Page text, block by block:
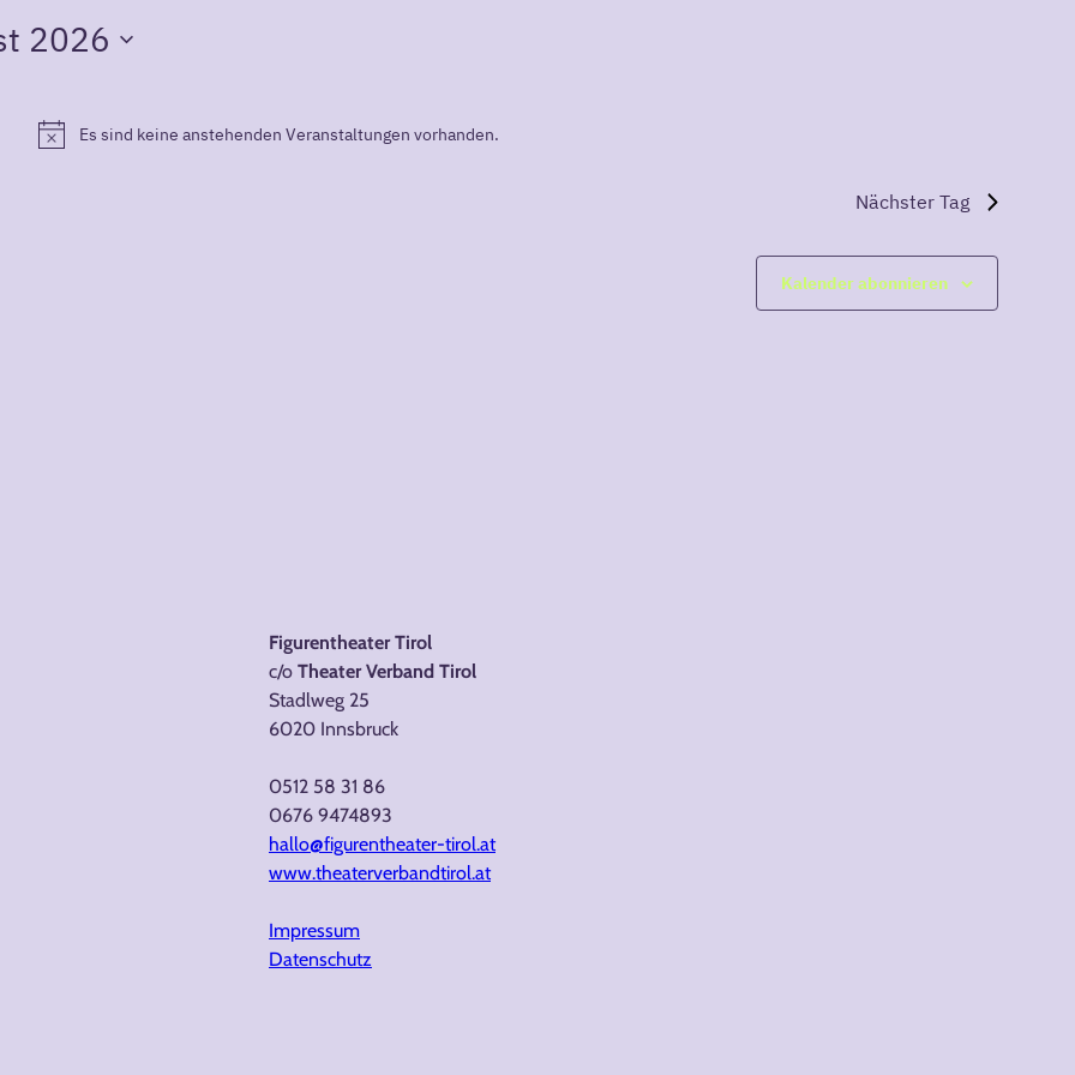
Hinweis
Es sind keine anstehenden Veranstaltungen vorhanden.
2026
Nächster Tag
Kalender abonnieren
Figurentheater Tirol
c/o Theater Verband Tirol
Stadlweg 25
6020 Innsbruck
0512 58 31 86
0676 9474893
hallo@figurentheater-tirol.at
www.theaterverbandtirol.at
Impressum
Datenschutz